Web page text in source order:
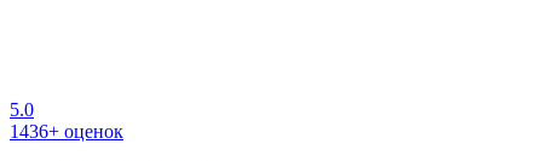
5.0
1436+ оценок